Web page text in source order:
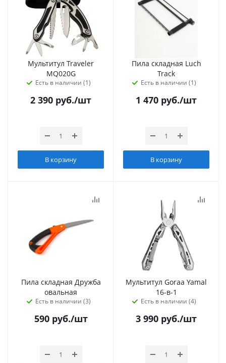
Мультитул Traveler
MQ020G
Есть в наличии (1)
2 390 руб./шт
В корзину
Пила складная Luch
Track
Есть в наличии (1)
1 470 руб./шт
В корзину
Пила складная Дружба
овальная
Есть в наличии (3)
590руб./шт
Мультитул Goraa Yamal
16-в-1
Есть в наличии (4)
3 990 руб./шт